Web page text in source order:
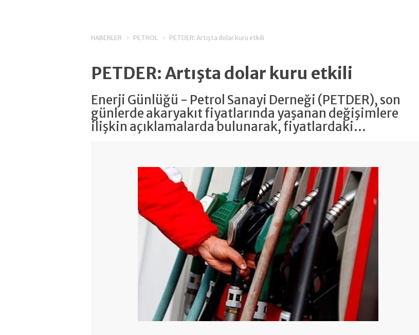
HABERLER PETROL PETDER: Artışta dolar kuru etkili
PETDER: Artışta dolar kuru etkili
Enerji Günlüğü - Petrol Sanayi Derneği (PETDER), son
günlerde akaryakıt fiyatlarında yaşanan değişimlere
ilişkin açıklamalarda bulunarak, fiyatlardaki...